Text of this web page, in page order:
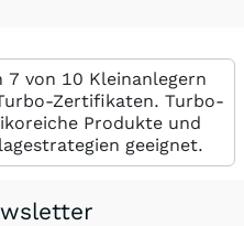
von 10 Kleinanlegern
Zertifikaten. Turbo-
Produkte und
geeignet.